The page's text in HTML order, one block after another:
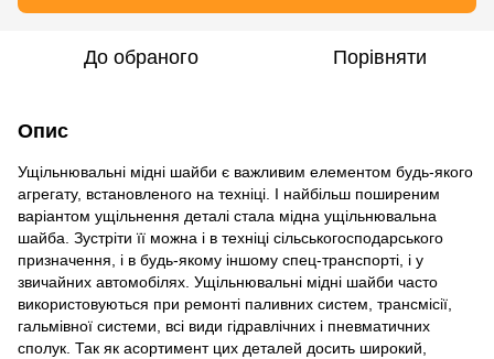
До обраного Порівняти
Опис
Ущільнювальні мідні шайби є важливим елементом будь-якого
агрегату, встановленого на техніці. І найбільш поширеним
варіантом ущільнення деталі стала мідна ущільнювальна
шайба. Зустріти її можна і в техніці сільськогосподарського
призначення, і в будь-якому іншому спец-транспорті, і у
звичайних автомобілях. Ущільнювальні мідні шайби часто
використовуються при ремонті паливних систем, трансмісії,
гальмівної системи, всі види гідравлічних і пневматичних
сполук. Так як асортимент цих деталей досить широкий,